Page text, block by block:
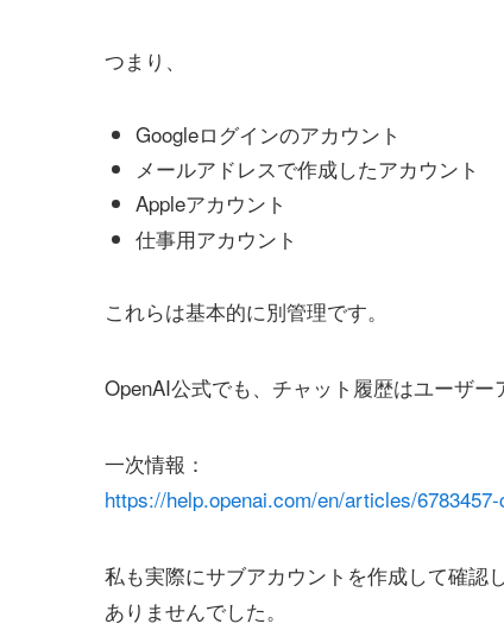
つまり、
Googleログインのアカウント
メールアドレスで作成したアカウント
Appleアカウント
仕事用アカウント
これらは基本的に別管理です。
OpenAI公式でも、チャット履歴はユーザー
一次情報：
https://help.openai.com/en/articles/
私も実際にサブアカウントを作成して確認
ありませんでした。